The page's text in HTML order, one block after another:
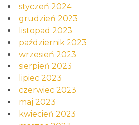
styczeń 2024
grudzień 2023
listopad 2023
październik 2023
wrzesień 2023
sierpień 2023
lipiec 2023
czerwiec 2023
maj 2023
kwiecień 2023